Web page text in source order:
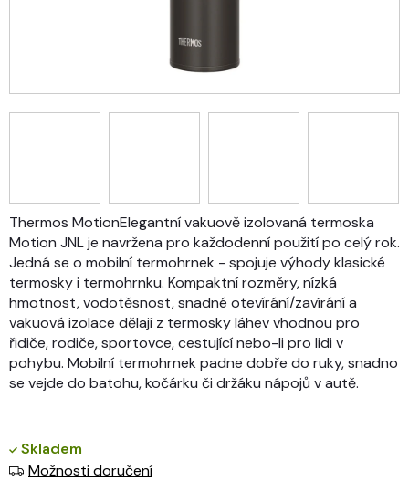
Thermos MotionElegantní vakuově izolovaná termoska
Motion JNL je navržena pro každodenní použití po celý rok.
Jedná se o mobilní termohrnek - spojuje výhody klasické
termosky i termohrnku. Kompaktní rozměry, nízká
hmotnost, vodotěsnost, snadné otevírání/zavírání a
vakuová izolace dělají z termosky láhev vhodnou pro
řidiče, rodiče, sportovce, cestující nebo-li pro lidi v
pohybu. Mobilní termohrnek padne dobře do ruky, snadno
se vejde do batohu, kočárku či držáku nápojů v autě.
Skladem
Možnosti doručení